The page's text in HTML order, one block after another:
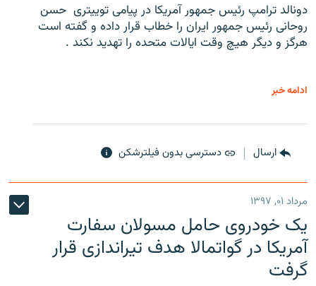
دونالد ترامپ رئیس جمهور آمریکا در پیامی توییتری ‌ حسن
روحانی رئیس جمهور ایران را خطاب قرار داده و گفته است
هرگز و دیگر هیچ وقت ایالات متحده را تهدید نکند .
ادامه خبر
ارسال دسترسی بدون فیلترشکن
مرداد ۰۱, ۱۳۹۷
یک خودروی حامل مسولان سفارت
آمریکا در گواتمالا هدف تیراندازی قرار
گرفت